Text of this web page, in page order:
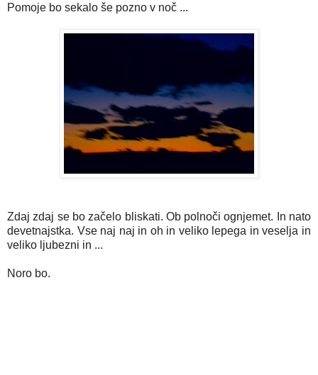
Pomoje bo sekalo še pozno v noč ...
Zdaj zdaj se bo začelo bliskati. Ob polnoči ognjemet. In nato
devetnajstka. Vse naj naj in oh in veliko lepega in veselja in
veliko ljubezni in ...
Noro bo.